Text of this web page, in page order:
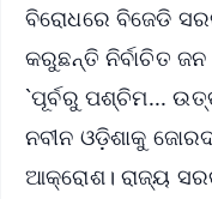
ବିରୋଧରେ ବିଜେଡି
କରୁଛନ୍ତି ନିର୍ବାଚିତ
`ପୂର୍ବରୁ ପଶ୍ଚିମ...
ନବୀନ ଓଡ଼ିଶାକୁ
ଆକ୍ରୋଶ। ରାଜ୍ୟ